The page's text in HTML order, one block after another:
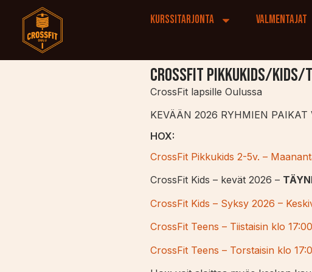
Kurssitarjonta Valmentajat
CrossFit Pikkukids/kids/
CrossFit lapsille Oulussa
KEVÄÄN 2026 RYHMIEN PAIKAT
HOX:
CrossFit Pikkukids 2-5v. –
CrossFit Kids – kevät 2026 –
CrossFit Kids – Syksy 2026 –
CrossFit Teens – Tiistaisin klo
CrossFit Teens – Torstaisin klo